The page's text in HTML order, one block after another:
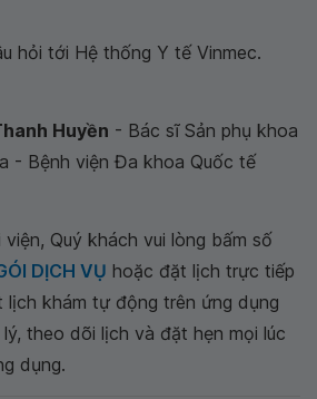
hỏi tới Hệ thống Y tế Vinmec.
Huyền - Bác sĩ Sản phụ khoa
- Bệnh viện Đa khoa Quốc tế
Quý khách vui lòng bấm số
DỊCH VỤ hoặc đặt lịch trực tiếp
lịch khám tự động trên ứng dụng
theo dõi lịch và đặt hẹn mọi lúc
dụng.